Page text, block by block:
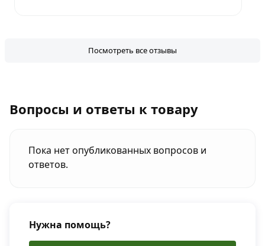
Посмотреть все отзывы
Вопросы и ответы к товару
Пока нет опубликованных вопросов и
ответов.
Нужна помощь?